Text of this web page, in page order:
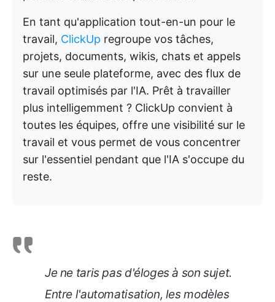
En tant qu'application tout-en-un pour le
travail, ClickUp regroupe vos tâches,
projets, documents, wikis, chats et appels
sur une seule plateforme, avec des flux de
travail optimisés par l'IA. Prêt à travailler
plus intelligemment ? ClickUp convient à
toutes les équipes, offre une visibilité sur le
travail et vous permet de vous concentrer
sur l'essentiel pendant que l'IA s'occupe du
reste.
Je ne taris pas d'éloges à son sujet.
Entre l'automatisation, les modèles